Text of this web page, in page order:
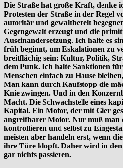
Die Straße hat große Kraft, denke
Protesten der Straße in der Regel
autoritär und gewaltbereit
Gegengewalt erzeugt und die
Auseinandersetzung. Ich halte es
früh beginnt, um Eskalationen zu
breitflächig sein: Kultur, Politik,
dem Punk. Ich halte Sanktionen
Menschen einfach zu Hause
Man kann durch Kaufstopp die
Knie zwingen. Und in den
Macht. Die Schwachstelle eines
Kapital. Ein Motor, der mit Gier
angreifbarer Motor. Nur muß man
kontrollieren und selbst zu
meisten aber handeln erst, wenn
ihre Türe klopft. Daher wird in den
gar nichts passieren.